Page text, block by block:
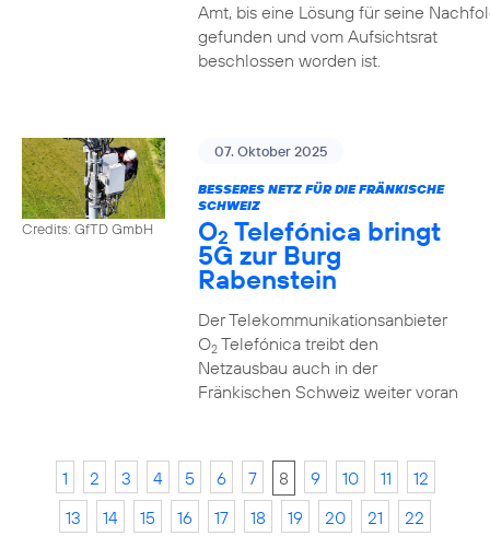
Amt, bis eine Lösung für seine
gefunden und vom Aufsichtsrat
beschlossen worden ist.
Credits: GfTD GmbH
07. Oktober 2025
BESSERES NETZ FÜR DIE FRÄNKISCHE
SCHWEIZ
O2 Telefónica bringt
5G zur Burg
Rabenstein
Der Telekommunikationsanbieter
O2Telefónica treibt den
Netzausbau auch in der
Fränkischen Schweiz weiter voran
1 2 3 4 5 6 7 8 9 10 11
12
13
14 15 16 17 18 19 20 21
22